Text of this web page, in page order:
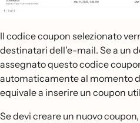
Il codice coupon selezionato
destinatari dell'e-mail. Se a un
assegnato questo codice
automaticamente al momento
equivale a inserire un coupon
Se devi creare un nuovo